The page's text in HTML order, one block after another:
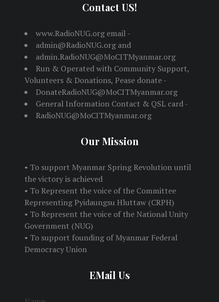
Contact US!
www.RadioNUG.org email -
admin@RadioNUG.org and
admin.RadioNUG@MoCITMyanmar.org
Run & Operated with Community Support,
Volunteers & Donations, Pease donate -
DonateRadioNUG@MoCITMyanmar.org
General Information Contact & QSL card -
RadioNUG@MoCITMyanmar.org
Our Mission
• To support Myanmar Spring Revolution until
the victory is achieved
• To Represent the voice of the Committee
Representing Pyidaungsu Hluttaw (CRPH)
• To Represent the voice of the National Unity
Government (NUG)
• To support founding of Myanmar Federal
Democracy Union
EMail Us